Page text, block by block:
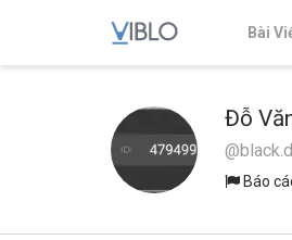
Bài
Đỗ
Báo